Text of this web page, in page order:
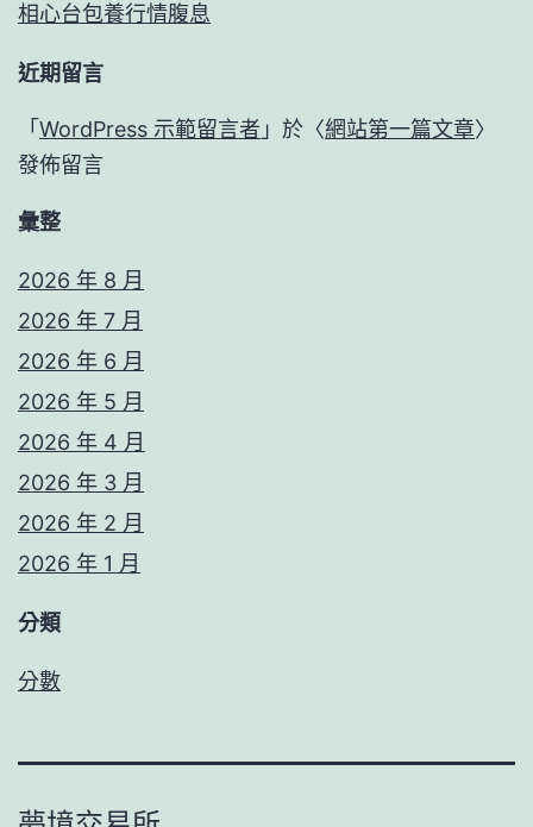
相心台包養行情腹息
近期留言
「 WordPress 示範留言者 」於〈網站第一篇文章〉
發佈留言
彙整
2026 年 8 月
2026 年 7 月
2026 年 6 月
2026 年 5 月
2026 年 4 月
2026 年 3 月
2026 年 2 月
2026 年 1 月
分類
分數